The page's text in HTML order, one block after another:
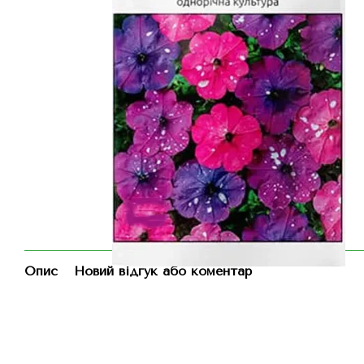
Опис Новий відгук або коментар